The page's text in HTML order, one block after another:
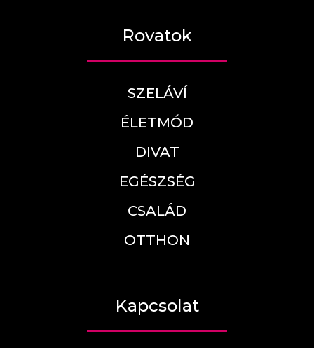
Rovatok
SZELÁVÍ
ÉLETMÓD
DIVAT
EGÉSZSÉG
CSALÁD
OTTHON
Kapcsolat